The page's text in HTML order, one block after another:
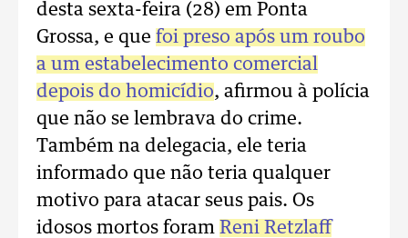
desta sexta-feira (28) em Ponta
Grossa, e que foi preso após um roubo
a um estabelecimento comercial
depois do homicídio, afirmou à polícia
que não se lembrava do crime.
Também na delegacia, ele teria
informado que não teria qualquer
motivo para atacar seus pais. Os
idosos mortos foram Reni Retzlaff